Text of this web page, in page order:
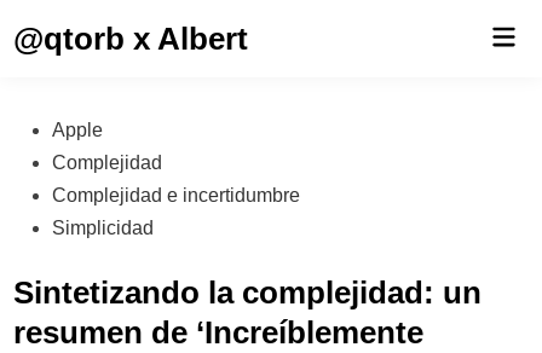
@qtorb x Albert
Publicado
en
Apple
Complejidad
Complejidad e incertidumbre
Simplicidad
Sintetizando la complejidad: un
resumen de ‘Increíblemente